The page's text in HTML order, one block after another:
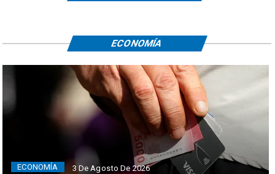
ECONOMÍA 3 De Agosto De 2026
ECONOMÍA